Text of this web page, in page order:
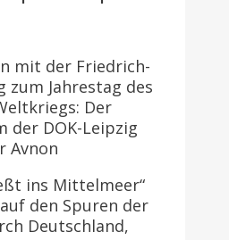
mit der Friedrich-
zum Jahrestag des
Der
der DOK-Leipzig
Avnon
ins Mittelmeer“
den Spuren der
Deutschland,